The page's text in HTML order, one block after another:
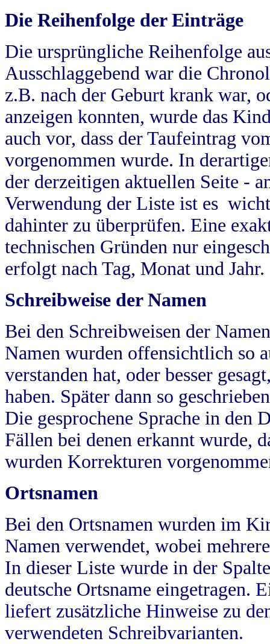
Die Reihenfolge der Einträge
Die ursprüngliche Reihenfolge
Ausschlaggebend war die
z.B. nach der Geburt krank war,
anzeigen konnten, wurde das
auch vor, dass der Taufeintrag
vorgenommen wurde. In
der derzeitigen aktuellen Seite -
Verwendung der Liste ist es
dahinter zu überprüfen. Eine
technischen Gründen nur
erfolgt nach Tag, Monat und Jahr.
Schreibweise der Namen
Bei den Schreibweisen der
Namen wurden offensichtlich so
verstanden hat, oder besser
haben. Später dann so
Die gesprochene Sprache in
Fällen bei denen erkannt wurde,
wurden Korrekturen
Ortsnamen
Bei den Ortsnamen wurden im
Namen verwendet, wobei
In dieser Liste wurde in der
deutsche Ortsname eingetragen.
liefert zusätzliche Hinweise zu
verwendeten Schreibvarianten.